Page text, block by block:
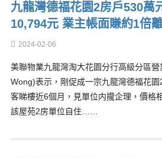
九龍灣德福花園2房戶530萬
10,794元 業主帳面賺約1倍
2024-02-06
美聯物業九龍灣淘大花園分行高級分區
Wong)表示，剛促成一宗九龍灣德福花
客睇樓近6個月，見單位内攏企理，價格
該屋苑2房單位自住……